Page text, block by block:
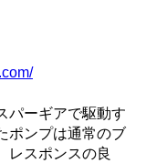
パーギアで駆動す
ポンプは通常のブ
レスポンスの良